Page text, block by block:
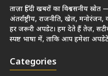
ताज़ा हिंदी खबरों का विश्वसनीय
अंतर्राष्ट्रीय, राजनीति, खेल,
हर जरूरी अपडेट। हम देते हैं तेज़,
स्पष्ट भाषा में, ताकि आप हमेशा
Categories